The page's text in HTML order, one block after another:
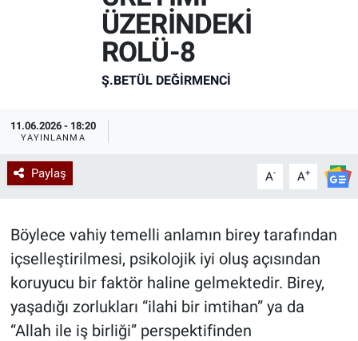
ÜZERİNDEKİ
ROLÜ-8
Ş.BETÜL DEĞİRMENCİ
11.06.2026 - 18:20
YAYINLANMA
Paylaş A- A+
Böylece vahiy temelli anlamın birey tarafından
içselleştirilmesi, psikolojik iyi oluş açısından
koruyucu bir faktör haline gelmektedir. Birey,
yaşadığı zorlukları “ilahi bir imtihan” ya da
“Allah ile iş birliği” perspektifinden
Kadın & Aile
Yazarlar
Astroloji-Rüya